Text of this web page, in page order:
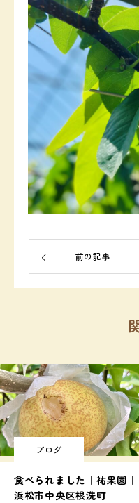
前の記事
ブログ
食べられました｜祐果園｜
浜松市中央区根洗町